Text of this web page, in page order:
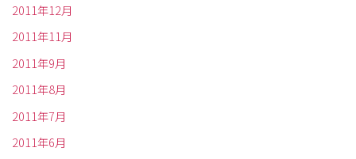
2011年12月
2011年11月
2011年9月
2011年8月
2011年7月
2011年6月